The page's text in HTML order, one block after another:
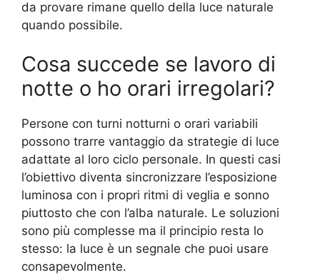
da provare rimane quello della luce naturale
quando possibile.
Cosa succede se lavoro di
notte o ho orari irregolari?
Persone con turni notturni o orari variabili
possono trarre vantaggio da strategie di luce
adattate al loro ciclo personale. In questi casi
l’obiettivo diventa sincronizzare l’esposizione
luminosa con i propri ritmi di veglia e sonno
piuttosto che con l’alba naturale. Le soluzioni
sono più complesse ma il principio resta lo
stesso: la luce è un segnale che puoi usare
consapevolmente.